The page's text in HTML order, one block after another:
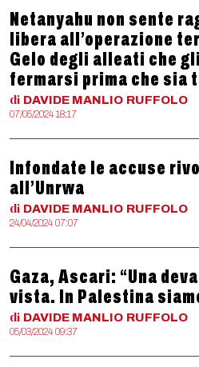
Netanyahu non sente
libera all’operazione
Gelo degli alleati che
fermarsi prima che sia
di DAVIDE MANLIO RUFFOLO
07/05/2024 18:17
Infondate le accuse
all’Unrwa
di DAVIDE MANLIO RUFFOLO
24/04/2024 07:07
Gaza, Ascari: “Una
vista. In Palestina
di DAVIDE MANLIO RUFFOLO
05/03/2024 09:37